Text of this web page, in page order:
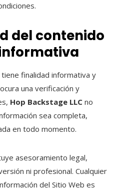
del contenido
finalidad informativa y
una verificación y
Hop Backstage LLC no
sea completa,
en todo momento.
asesoramiento legal,
ni profesional. Cualquier
del Sitio Web es